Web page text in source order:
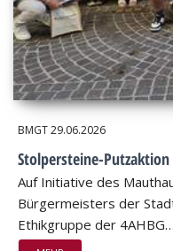
BMGT29.06.2026
Stolpersteine-Putzaktion
Auf Initiative des
Bürgermeisters der
Ethikgruppe der 4AHBG…